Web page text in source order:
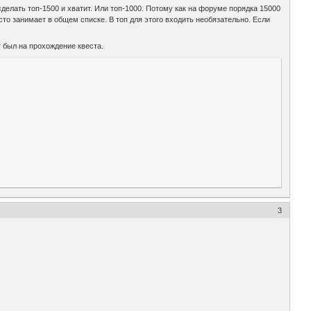
топ-1500 и хватит. Или топ-1000. Потому как на форуме порядка 15000
занимает в общем списке. В топ для этого входить необязательно. Если
на прохождение квеста.
3